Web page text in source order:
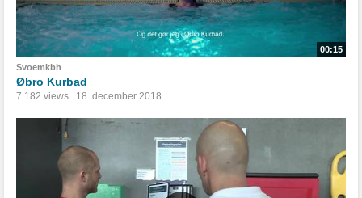
00:15
Svoemkbh
Øbro Kurbad
7.182 views 18. december 2018